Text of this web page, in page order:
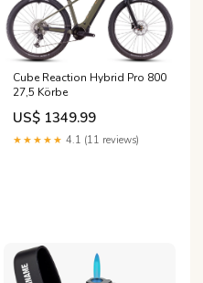
Cube Reaction Hybrid Pro 800
27,5 Körbe
US$ 1349.99
★★★★★ 4.1 (11 reviews)